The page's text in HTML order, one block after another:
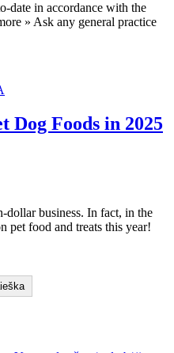
date in accordance with the
» Ask any general practice
Dog Foods in 2025
dollar business. In fact, in the
pet food and treats this year!